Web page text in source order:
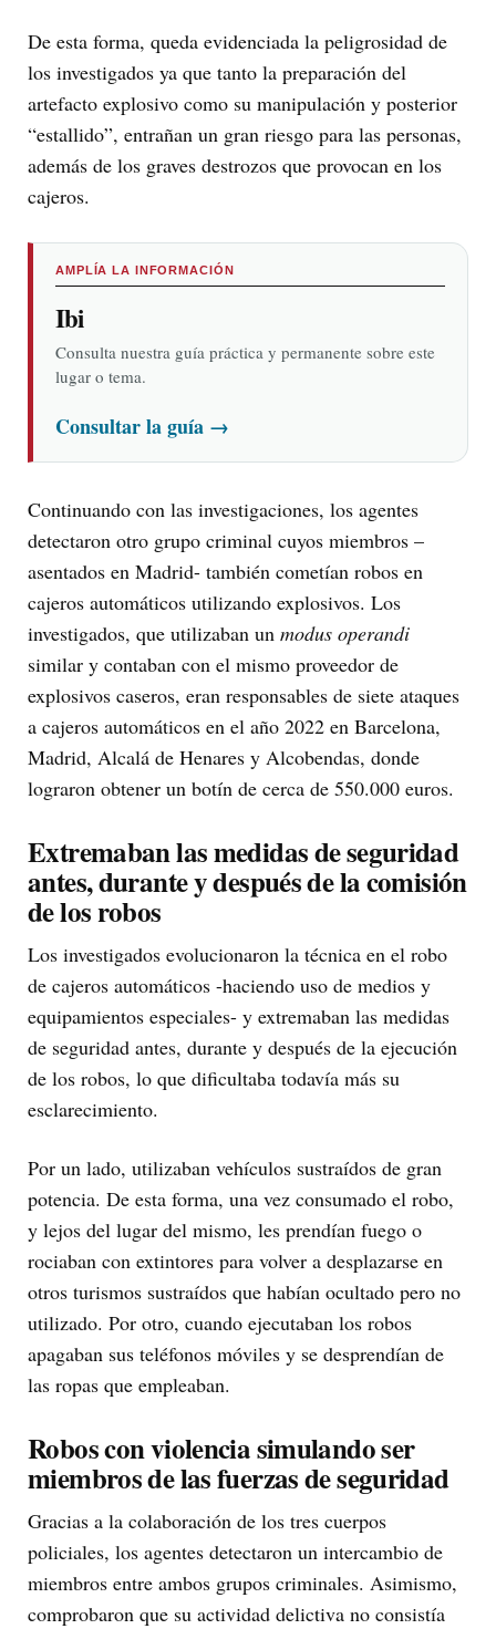
De esta forma, queda evidenciada la peligrosidad de
los investigados ya que tanto la preparación del
artefacto explosivo como su manipulación y posterior
“estallido”, entrañan un gran riesgo para las personas,
además de los graves destrozos que provocan en los
cajeros.
AMPLÍA LA INFORMACIÓN
Ibi
Consulta nuestra guía práctica y permanente sobre este
lugar o tema.
Consultar la guía →
Continuando con las investigaciones, los agentes
detectaron otro grupo criminal cuyos miembros –
asentados en Madrid- también cometían robos en
cajeros automáticos utilizando explosivos. Los
investigados, que utilizaban un modus operandi
similar y contaban con el mismo proveedor de
explosivos caseros, eran responsables de siete ataques
a cajeros automáticos en el año 2022 en Barcelona,
Madrid, Alcalá de Henares y Alcobendas, donde
lograron obtener un botín de cerca de 550.000 euros.
Extremaban las medidas de seguridad
antes, durante y después de la comisión
de los robos
Los investigados evolucionaron la técnica en el robo
de cajeros automáticos -haciendo uso de medios y
equipamientos especiales- y extremaban las medidas
de seguridad antes, durante y después de la ejecución
de los robos, lo que dificultaba todavía más su
esclarecimiento.
Por un lado, utilizaban vehículos sustraídos de gran
potencia. De esta forma, una vez consumado el robo,
y lejos del lugar del mismo, les prendían fuego o
rociaban con extintores para volver a desplazarse en
otros turismos sustraídos que habían ocultado pero no
utilizado. Por otro, cuando ejecutaban los robos
apagaban sus teléfonos móviles y se desprendían de
las ropas que empleaban.
Robos con violencia simulando ser
miembros de las fuerzas de seguridad
Gracias a la colaboración de los tres cuerpos
policiales, los agentes detectaron un intercambio de
miembros entre ambos grupos criminales. Asimismo,
comprobaron que su actividad delictiva no consistía